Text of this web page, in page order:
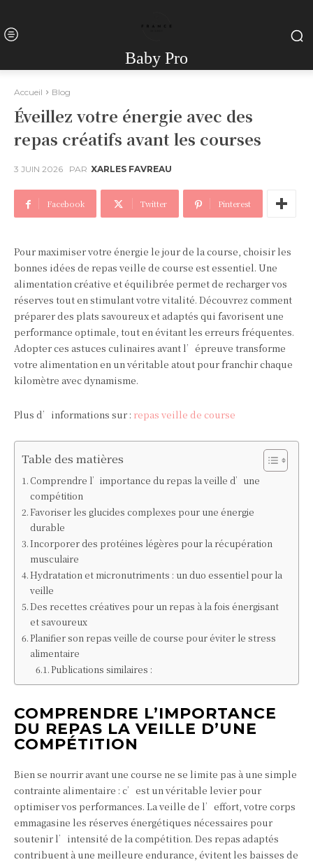
Baby Pro
Accueil Blog
Éveillez votre énergie avec des
repas créatifs avant les courses
3 JUIN 2026 PAR XARLES FAVREAU
Facebook Twitter Pinterest
Pour maximiser votre énergie le jour de la course, choisir les
bonnes idées de repas veille de course est essentiel. Une
alimentation créative et équilibrée permet de recharger vos
réserves tout en stimulant votre vitalité. Découvrez comment
préparer des plats savoureux et adaptés qui favorisent une
performance optimale, tout en évitant les erreurs fréquentes.
Adopter ces astuces culinaires avant l’épreuve transforme
votre alimentation en un véritable atout pour franchir chaque
kilomètre avec dynamisme.
Plus d’informations sur : repas veille de course
Table des matières
Comprendre l’importance du repas la veille d’une
compétition
Favoriser les glucides complexes pour une énergie
durable
Incorporer des protéines légères pour la récupération
musculaire
Hydratation et micronutriments : un duo essentiel pour la
veille
Des recettes créatives pour un repas à la fois énergisant
et savoureux
Planifier son repas veille de course pour éviter le stress
alimentaire
Publications similaires :
COMPRENDRE L’IMPORTANCE
DU REPAS LA VEILLE D’UNE
COMPÉTITION
Bien se nourrir avant une course ne se limite pas à une simple
contrainte alimentaire : c’est un véritable levier pour
optimiser vos performances. La veille de l’effort, votre corps
emmagasine les réserves énergétiques nécessaires pour
soutenir l’intensité de la compétition. Des repas adaptés
contribuent à une meilleure endurance, évitent les baisses de